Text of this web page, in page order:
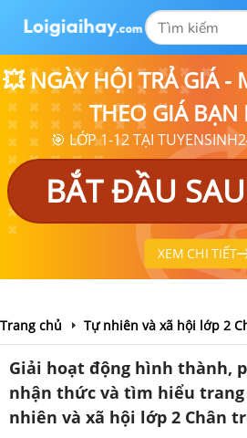
💥 NGÀY HỘI TRẢ GIÁ -
THEO GIÁ BẠN
🎯 LỚP 1-12 TẠI
BẮT ĐẦU
XEM CHI TIẾT
Trang chủ Tự nhiên và xã hội lớp 2
Giải hoạt động hình thành,
nhận thức và tìm hiểu trang
nhiên và xã hội lớp 2 Chân